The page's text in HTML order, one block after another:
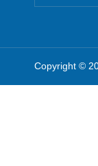
Copyright ©